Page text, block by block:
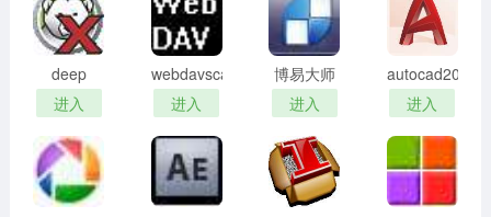
然后点击发送图片（因为这个图片保存在手机里面就是保
存在相册）；
这样你就可以将这个表情包发送给好友了哦！
qq添加表情包的使用方法跟上面的微信添加是一样的哦！
deep
freeze
password
remover(冰
点还原密
码清除器)
进入
webdavscan
客户端
(web漏洞
扫描软件)
进入
博易大师
资管版
进入
autocad2002
迷你版
进入